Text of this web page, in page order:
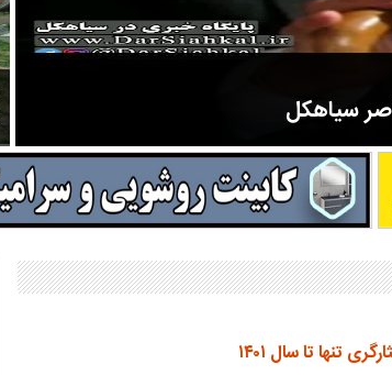
سیاهکل
مرحوم ملک زاده از سال ۱۳۲۷ شروع به تدریس در مدارس سیاهکل کرد و در ۳۱ سال خدمت خود، علاوه بر تدریس در کلاس اول، معلم نهضت
تنها تا سال ۱۴۰۱